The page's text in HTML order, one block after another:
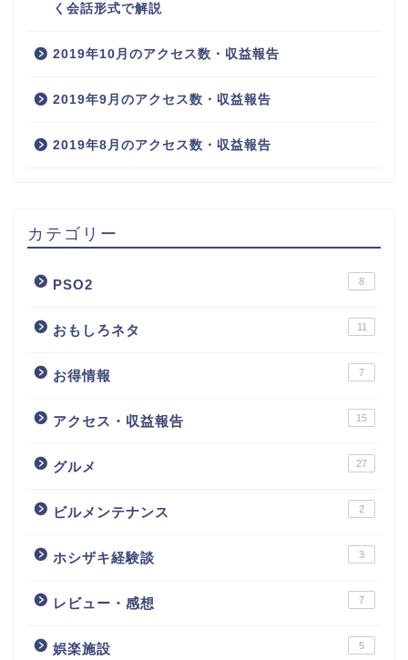
く会話形式で解説
2019年10月のアクセス数・収益報告
2019年9月のアクセス数・収益報告
2019年8月のアクセス数・収益報告
カテゴリー
PSO2 8
おもしろネタ 11
お得情報 7
アクセス・収益報告 15
グルメ 27
ビルメンテナンス 2
ホシザキ経験談 3
レビュー・感想 7
娯楽施設 5